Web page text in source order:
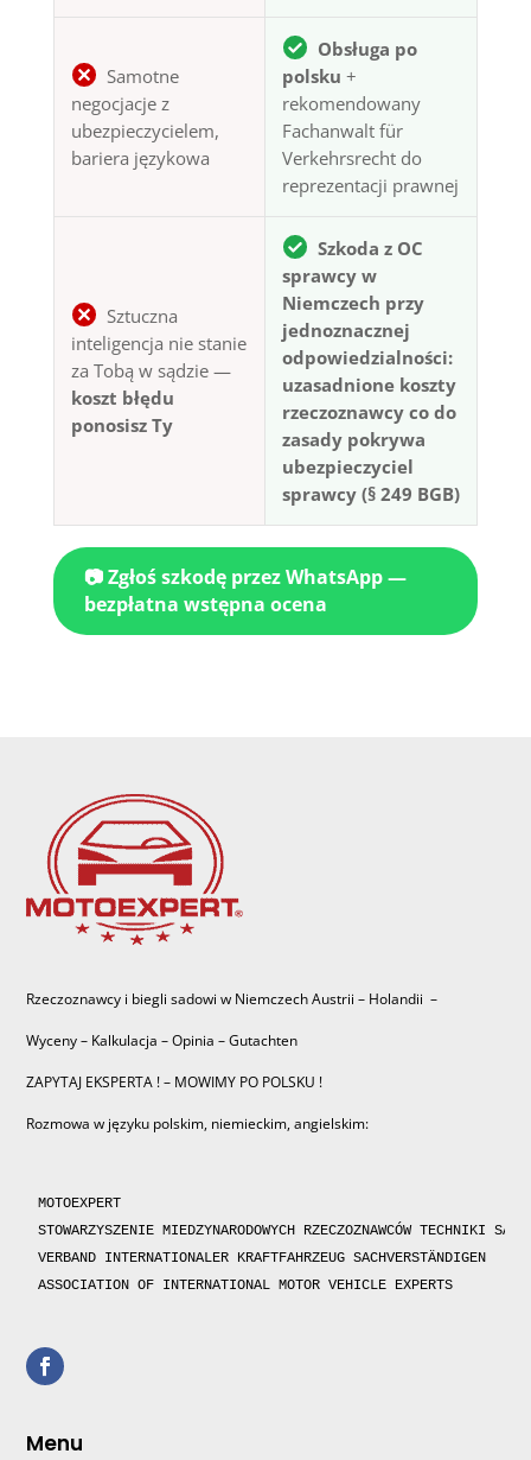
Samotne
negocjacje z
ubezpieczycielem,
bariera językowa
Obsługa po
polsku +
rekomendowany
Fachanwalt für
Verkehrsrecht do
reprezentacji prawnej
Sztuczna
inteligencja nie stanie
za Tobą w sądzie —
koszt błędu
ponosisz Ty
Szkoda z OC
sprawcy w
Niemczech przy
jednoznacznej
odpowiedzialności:
uzasadnione koszty
rzeczoznawcy co do
zasady pokrywa
ubezpieczyciel
sprawcy (§ 249 BGB)
📷 Zgłoś szkodę przez WhatsApp —
bezpłatna wstępna ocena
Rzeczoznawcy i biegli sadowi w Niemczech Austrii – Holandii –
Wyceny – Kalkulacja – Opinia – Gutachten
ZAPYTAJ EKSPERTA ! – MOWIMY PO POLSKU !
Rozmowa w języku polskim, niemieckim, angielskim:
MOTOEXPERT
STOWARZYSZENIE MIEDZYNARODOWYCH RZECZOZNAWCÓW TECHNIKI
VERBAND INTERNATIONALER KRAFTFAHRZEUG SACHVERSTÄNDIGEN
ASSOCIATION OF INTERNATIONAL MOTOR VEHICLE EXPERTS
Menu